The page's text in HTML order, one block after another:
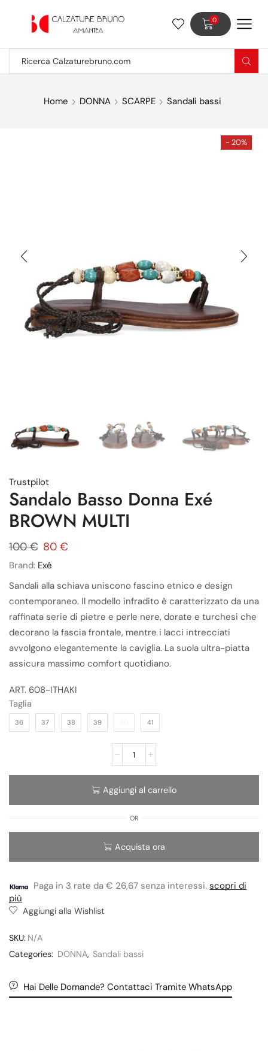
0
Home DONNA SCARPE Sandali bassi
- 20%
Trustpilot
Sandalo Basso Donna Exé
BROWN MULTI
100€ 80 €
Brand: Exé
Sandali alla schiava uniscono fascino etnico e design
contemporaneo. Il modello infradito è caratterizzato da una
raffinata serie di pietre e perle nere, dorate e turchesi che
decorano la fascia frontale, mentre i lacci intrecciati
avvolgono elegantemente la caviglia. La suola ultra-piatta
assicura massimo comfort quotidiano.
ART. 608-ITHAKI
Taglia
36 37 38 39 41
Aggiungi al carrello
OR
Acquista ora
Paga in 3 rate da € 26,67 senza interessi.scopri di
più
Aggiungi alla Wishlist
SKU: N/A
Categories: DONNA, Sandali bassi
Hai Delle Domande? Contattaci Tramite WhatsApp